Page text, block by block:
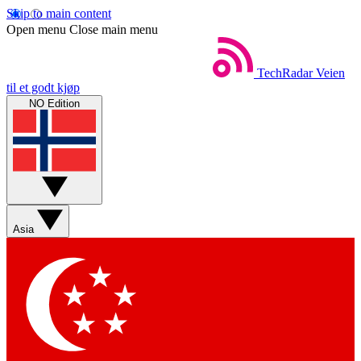
Skip to main content
Open menu Close main menu
TechRadar Veien
til et godt kjøp
NO Edition
Asia